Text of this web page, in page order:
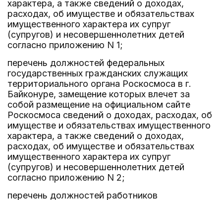
характера, а также сведений о доходах,
расходах, об имуществе и обязательствах
имущественного характера их супруг
(супругов) и несовершеннолетних детей
согласно приложению N 1;
перечень должностей федеральных
государственных гражданских служащих
территориального органа Роскосмоса в г.
Байконуре, замещение которых влечет за
собой размещение на официальном сайте
Роскосмоса сведений о доходах, расходах, об
имуществе и обязательствах имущественного
характера, а также сведений о доходах,
расходах, об имуществе и обязательствах
имущественного характера их супруг
(супругов) и несовершеннолетних детей
согласно приложению N 2;
перечень должностей работников